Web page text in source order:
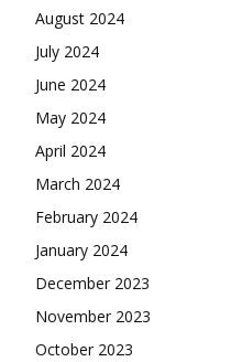
August 2024
July 2024
June 2024
May 2024
April 2024
March 2024
February 2024
January 2024
December 2023
November 2023
October 2023